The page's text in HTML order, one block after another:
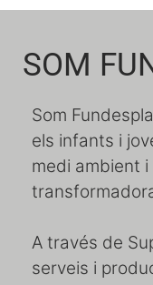
SOM
Som
els infants i
medi ambient
A través de
serveis i